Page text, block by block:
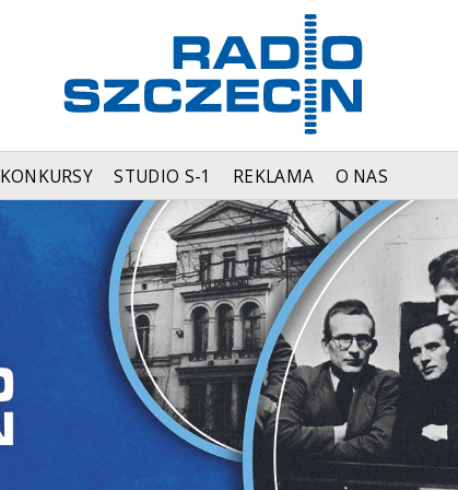
KONKURSY STUDIO S-1 REKLAMA O NAS